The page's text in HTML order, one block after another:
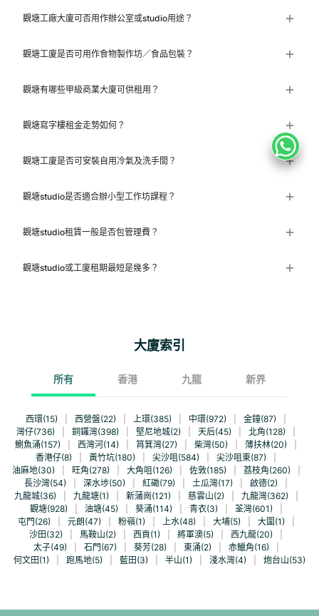
觀塘工廠大廈可否用作辦公室或studio用途？
觀塘工廈是否可用作食物製作坊／食品包裝？
觀塘有哪些甲級商業大廈可供租用？
觀塘寫字樓租金走勢如何？
觀塘工廈是否可安裝自用冷氣及洗手間？
觀塘studio是否適合辦小型工作坊課程？
觀塘studio租賃一般是否包管理費？
觀塘studio或工廈租期最短是幾多？
大廈索引
所有 香港 九龍 新界
西環(15) 西營盤(22) 上環(385) 中環(972) 金鐘(87)
灣仔(736)
銅鑼灣(398) 堅尼地城(2) 天后(45) 北角(128)
鰂魚涌(157)
西灣河(14) 筲箕灣(27) 柴灣(50) 薄扶林(20)
香港仔(8)
黃竹坑(180) 尖沙咀(584) 尖沙咀東(87)
油麻地(30)
旺角(278) 大角咀(126) 佐敦(185) 荔枝角(260)
長沙灣(54)
深水埗(50) 紅磡(79) 土瓜灣(17) 啟德(2)
九龍城(36)
九龍塘(1) 新蒲崗(121) 慈雲山(2) 九龍灣(362)
觀塘(928)
油塘(45) 葵涌(114) 青衣(3) 荃灣(601)
屯門(26)
元朗(47) 粉嶺(1) 上水(48) 大埔(5) 大圍(1)
沙田(32)
馬鞍山(2) 西貢(1) 將軍澳(5) 西九龍(20)
太子(49)
石門(67) 葵芳(28) 東涌(2) 赤鱲角(16)
何文田(1)
跑馬地(5) 藍田(3) 半山(1) 淺水灣(4) 炮台山(53)